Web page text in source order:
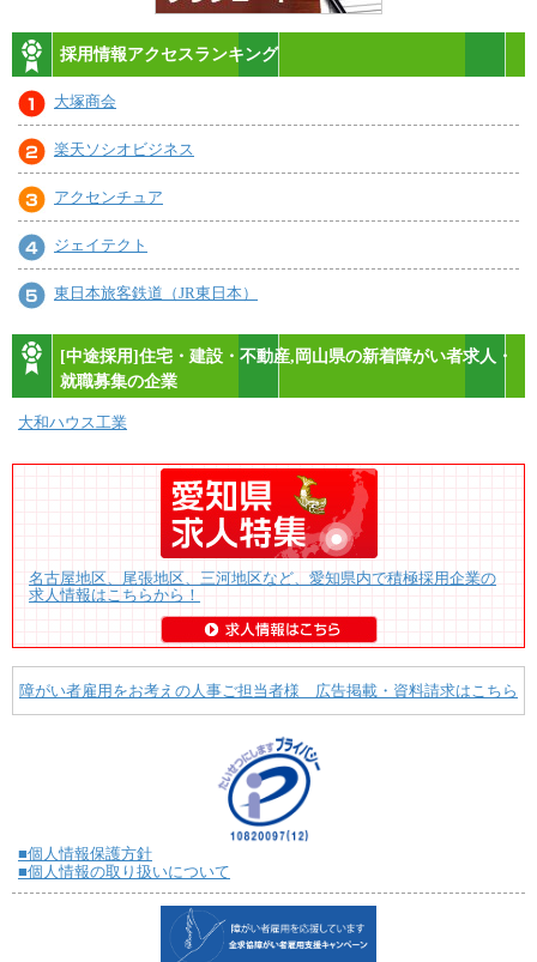
採用情報アクセスランキング
大塚商会
楽天ソシオビジネス
アクセンチュア
ジェイテクト
東日本旅客鉄道（JR東日本）
[中途採用]住宅・建設・不動産,岡山県の新着障がい者求人・
就職募集の企業
大和ハウス工業
名古屋地区、尾張地区、三河地区など、愛知県内で積極採用企業の
求人情報はこちらから！
障がい者雇用をお考えの人事ご担当者様 広告掲載・資料請求はこちら
■個人情報保護方針
■個人情報の取り扱いについて